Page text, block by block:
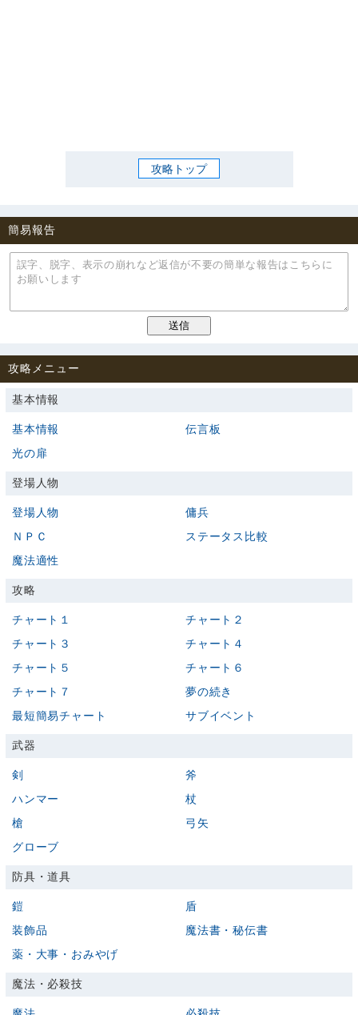
攻略トップ
簡易報告
攻略メニュー
基本情報
基本情報
伝言板
光の扉
登場人物
登場人物
傭兵
ＮＰＣ
ステータス比較
魔法適性
攻略
チャート１
チャート２
チャート３
チャート４
チャート５
チャート６
チャート７
夢の続き
最短簡易チャート
サブイベント
武器
剣
斧
ハンマー
杖
槍
弓矢
グローブ
防具・道具
鎧
盾
装飾品
魔法書・秘伝書
薬・大事・おみやげ
魔法・必殺技